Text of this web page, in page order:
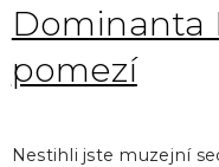
Dominanta
pomezí
Nestihli jste muzejní